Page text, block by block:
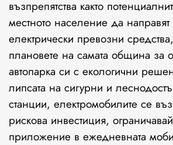
възпрепятства както
местното население да
електрически превозни
плановете на самата община за
автопарка си с екологични
липсата на сигурни и
станции, електромобилите се
рискова инвестиция,
приложение в ежедневната